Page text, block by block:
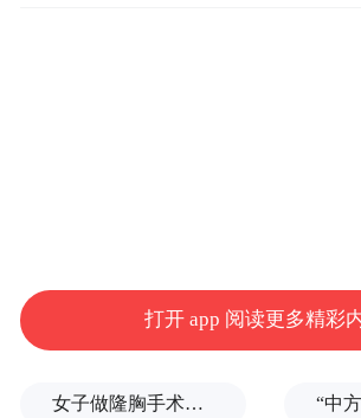
打开 app 阅读更多精彩
女子做隆胸手术全麻后被告知暂停，记者采访时又发现其他违规问题